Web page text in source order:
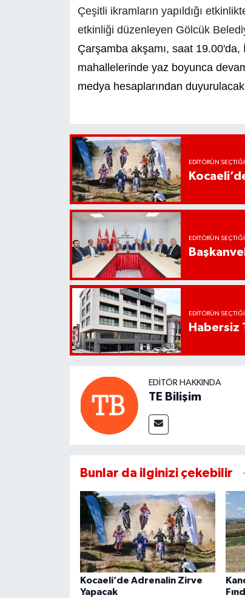
Çeşitli ikramların yapıldığı
etkinliği düzenleyen Gölcük
Çarşamba akşamı, saat
mahallelerinde yaz boyunca
medya hesaplarından
EDITÖRÜN SEÇTIĞI
EDITÖRÜN SEÇTIĞI
EDITÖRÜN SEÇTIĞI
Habersiz
EDITÖR HAKKINDA
TE Bilişim
Bunlar da ilginizi çekebilir
Kocaeli’de Adrenalin Zirve
Yapacak